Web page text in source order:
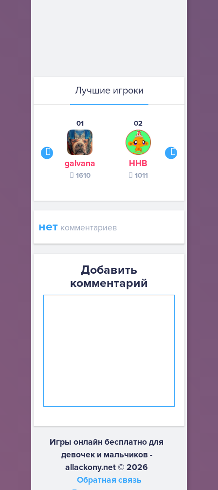
Лучшие игроки
01
galvana
1610
02
ННВ
1011
нет комментариев
Добавить
комментарий
Игры онлайн бесплатно для
девочек и мальчиков -
allackony.net © 2026
Обратная связь